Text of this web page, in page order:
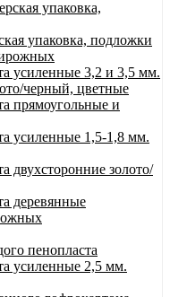
упаковка, подложки
усиленные 3,2 и 3,5 мм.
черный, цветные
прямоугольные и
усиленные 1,5-1,8 мм.
двухсторонние золото/
деревянные
пенопласта
усиленные 2,5 мм.